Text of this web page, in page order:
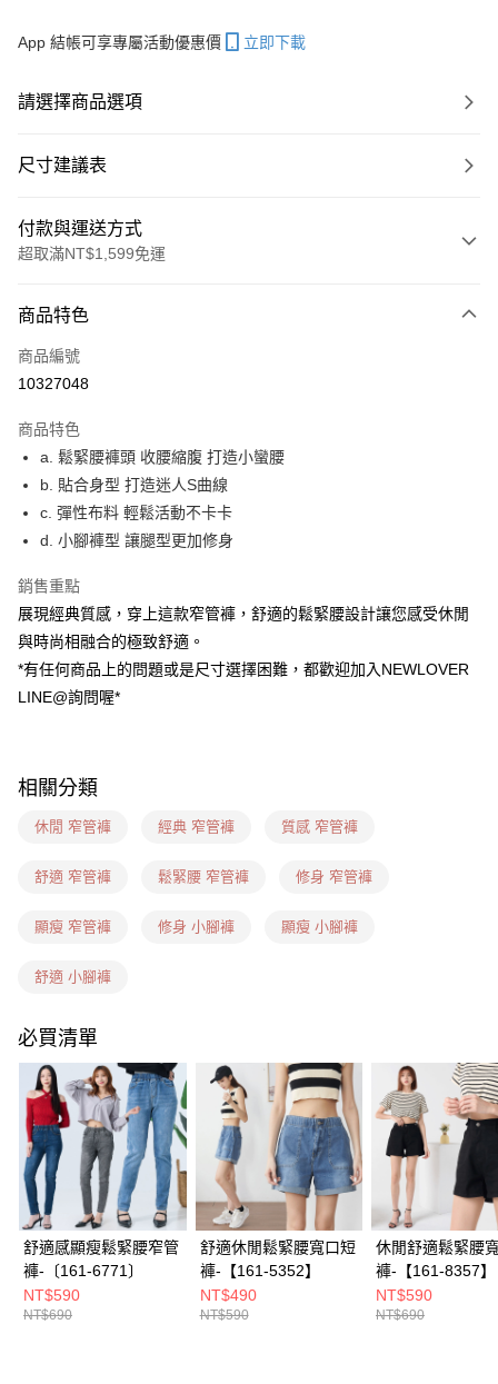
App 結帳可享專屬活動優惠價 立即下載
請選擇商品選項
尺寸建議表
付款與運送方式
超取滿NT$1,599免運
信用卡一次付款
超商取貨付款
ATM付款
貨到付款
運送方式
貨到付款
每筆NT$60，滿NT$1,599(含以上)免運費
全家(信用卡、多元支付)
7-11(信用卡、多元支付)
每筆NT$60，滿NT$1,599(含以上)免運費
7-11隔日到貨(信用卡、多元支付)
新竹物流(信用卡、多元支付)
每筆NT$100，滿NT$1,899(含以上)免運費
每筆NT$100，滿NT$1,899(含以上)免運費
商品特色
商品編號
10327048
商品特色
a. 鬆緊腰褲頭 收腰縮腹 打造小蠻腰
b. 貼合身型 打造迷人S曲線
c. 彈性布料 輕鬆活動不卡卡
d. 小腳褲型 讓腿型更加修身
銷售重點
展現經典質感，穿上這款窄管褲，舒適的鬆緊腰設計讓您感受休閒
與時尚相融合的極致舒適。
*有任何商品上的問題或是尺寸選擇困難，都歡迎加入NEWLOVER
LINE@詢問喔*
相關分類
休閒 窄管褲 經典 窄管褲 質感 窄管褲
舒適 窄管褲 鬆緊腰 窄管褲 修身 窄管褲
顯瘦 窄管褲 修身 小腳褲 顯瘦 小腳褲
舒適 小腳褲
必買清單
舒適感顯瘦鬆緊腰窄管
褲-〔161-6771〕
NT$590
NT$690
舒適休閒鬆緊腰寬口短
褲-【161-5352】
NT$490
NT$590
休閒舒適鬆緊腰
褲-【161-8357】
NT$590
NT$690